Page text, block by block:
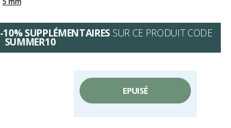
-10% SUPPLÉMENTAIRES SUR CE PRODUIT CODE
SUMMER10
EPUISÉ